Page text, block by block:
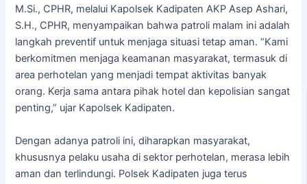
M.Si., CPHR, melalui Kapolsek Kadipaten AKP Asep Ashari,
S.H., CPHR, menyampaikan bahwa patroli malam ini adalah
langkah preventif untuk menjaga situasi tetap aman. “Kami
berkomitmen menjaga keamanan masyarakat, termasuk di
area perhotelan yang menjadi tempat aktivitas banyak
orang. Kerja sama antara pihak hotel dan kepolisian sangat
penting,” ujar Kapolsek Kadipaten.
Dengan adanya patroli ini, diharapkan masyarakat,
khususnya pelaku usaha di sektor perhotelan, merasa lebih
aman dan terlindungi. Polsek Kadipaten juga terus